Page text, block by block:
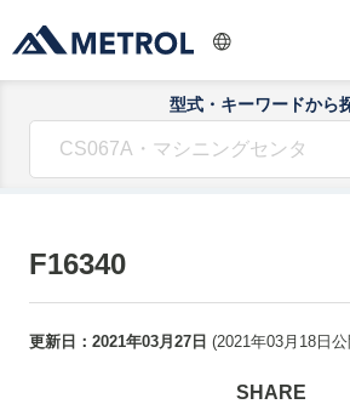
型式・キーワードから
F16340
更新日： 2021年03月27日 (2021年03月18日
SHARE